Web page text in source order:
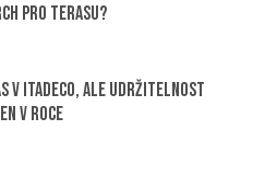
pro terasu?
v ITADECO, ale udržitelnost
v roce